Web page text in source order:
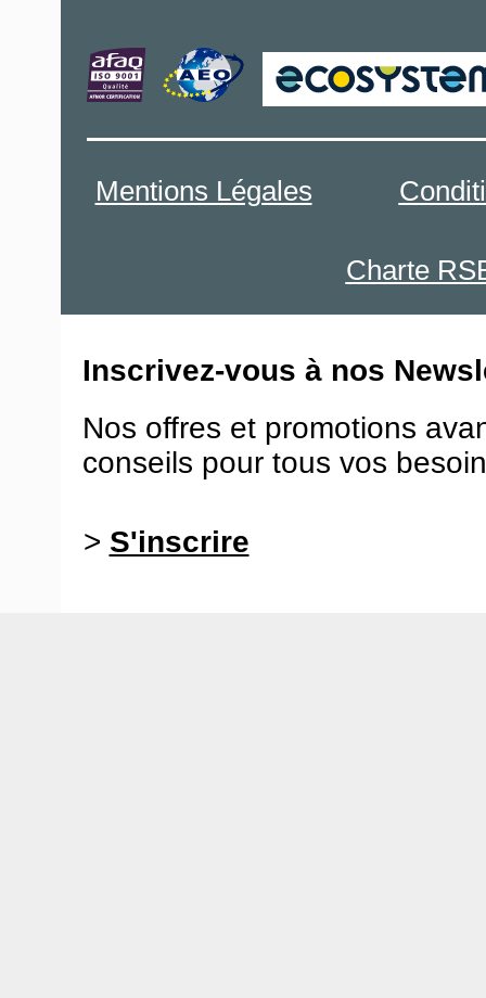
Mentions Légales
Charte
Inscrivez-vous à nos
Nos offres et promotions
conseils pour tous vos
> S'inscrire